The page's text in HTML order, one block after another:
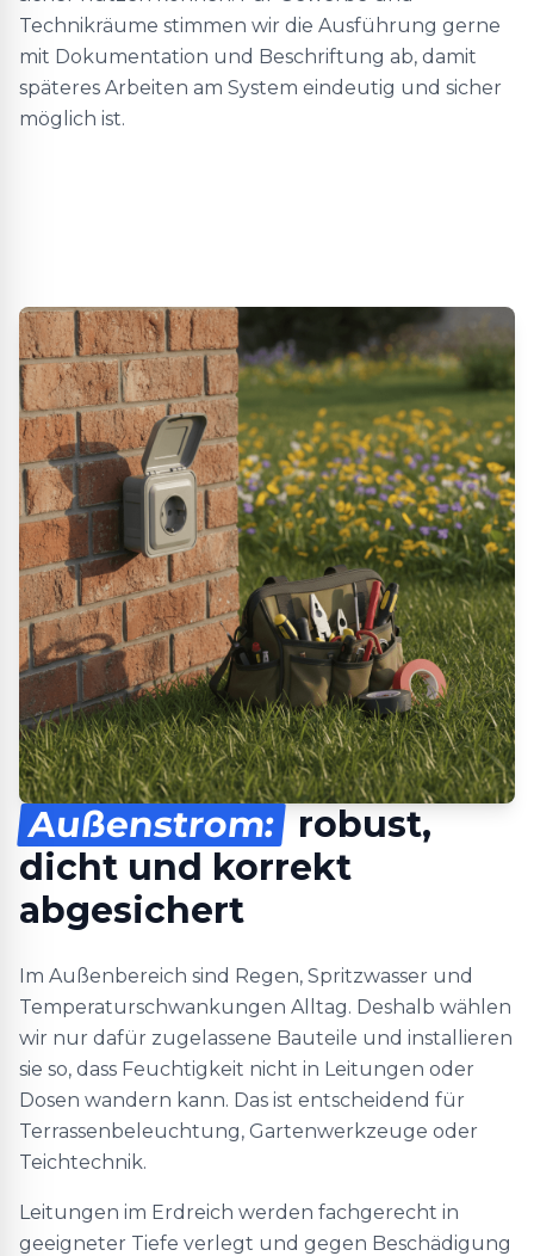
Technikräume stimmen wir die Ausführung gerne
mit Dokumentation und Beschriftung ab, damit
späteres Arbeiten am System eindeutig und sicher
möglich ist.
Außenstrom: robust,
dicht und korrekt
abgesichert
Im Außenbereich sind Regen, Spritzwasser und
Temperaturschwankungen Alltag. Deshalb wählen
wir nur dafür zugelassene Bauteile und installieren
sie so, dass Feuchtigkeit nicht in Leitungen oder
Dosen wandern kann. Das ist entscheidend für
Terrassenbeleuchtung, Gartenwerkzeuge oder
Teichtechnik.
Leitungen im Erdreich werden fachgerecht in
geeigneter Tiefe verlegt und gegen Beschädigung